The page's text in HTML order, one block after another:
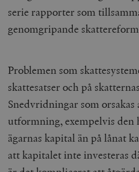
serie rapporter som
genomgripande
Problemen som
skattesatser och på
Snedvridningar som
utformning, exempelvis den
ägarnas kapital än på lånat
att kapitalet inte investeras